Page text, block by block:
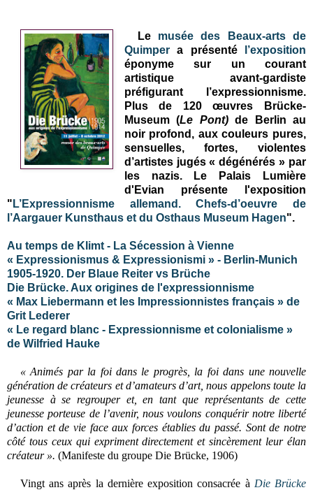
Le musée des Beaux-arts de
Quimpera présenté
l’exposition
éponyme sur un courant
artistique avant-gardiste
préfigurant l’expressionnisme.
Plus de 120 œuvres Brücke-
Museum (Le Pont)de Berlin au
noir profond, aux couleurs pures,
sensuelles, fortes, violentes
d’artistes jugés « dégénérés » par
les nazis.
Le Palais Lumière
d'Evian présente l'exposition
" L’Expressionnisme allemand. Chefs-d’oeuvre de
l’Aargauer Kunsthaus et du Osthaus Museum Hagen".
Au temps de Klimt - La Sécession à Vienne
« Expressionismus & Expressionismi » - Berlin-Munich
1905-1920. Der Blaue Reiter vs Brüche
Die Brücke. Aux origines de l'expressionnisme
« Max Liebermann et les Impressionnistes français » de
Grit Lederer
« Le regard blanc - Expressionnisme et colonialisme »
de Wilfried Hauke
« Animés par la foi dans le progrès, la foi dans une nouvelle
génération de créateurs et d’amateurs d’art, nous appelons toute la
jeunesse à se regrouper et, en tant que représentants de cette
jeunesse porteuse de l’avenir, nous voulons conquérir notre liberté
d’action et de vie face aux forces établies du passé. Sont de notre
côté tous ceux qui expriment directement et sincèrement leur élan
créateur ». (Manifeste du groupe Die Brücke, 1906)
Vingt ans après la dernière exposition consacrée à Die Brücke